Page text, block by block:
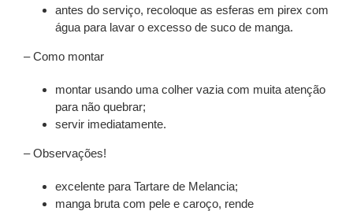
antes do serviço, recoloque as esferas em pirex com
água para lavar o excesso de suco de manga.
– Como montar
montar usando uma colher vazia com muita atenção
para não quebrar;
servir imediatamente.
– Observações!
excelente para Tartare de Melancia;
manga bruta com pele e caroço, rende